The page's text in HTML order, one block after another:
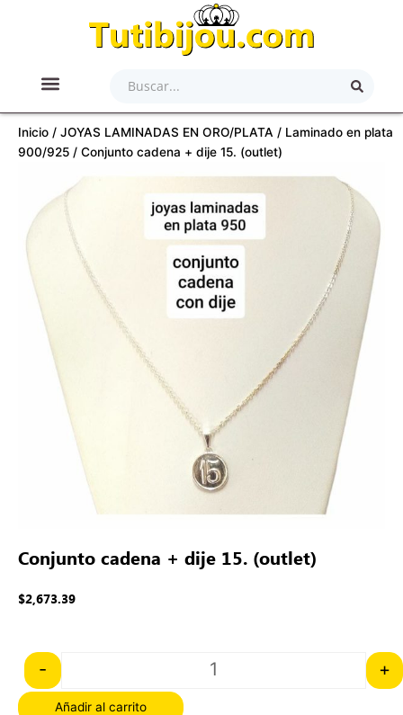
Inicio / JOYAS LAMINADAS EN ORO/PLATA / Laminado en plata
900/925 / Conjunto cadena + dije 15. (outlet)
Conjunto cadena + dije 15. (outlet)
$2,673.39
- +
Añadir al carrito